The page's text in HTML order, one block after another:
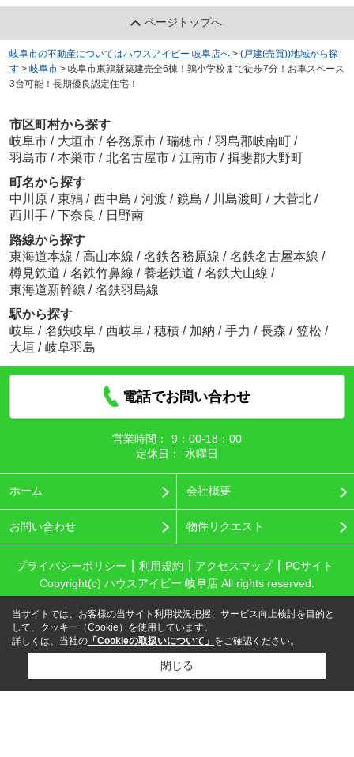
ページトップへ
岐阜市の不動産についてはハウスアイビー 岐阜店へ > (戸建(売買))地域から探
す > 岐阜市 > 岐阜市東鶉新築建売全6棟！鶉小学校まで徒歩7分！お車スペース
3台可能！長期優良認定住宅！
市区町村から探す
岐阜市 / 大垣市 / 各務原市 / 瑞穂市 / 羽島郡岐南町 /
羽島市 / 本巣市 / 北名古屋市 / 江南市 / 揖斐郡大野町
町名から探す
中川原 / 東鶉 / 西中島 / 河渡 / 鏡島 / 川島渡町 / 大菅北 /
西川手 / 下奈良 / 日野南
路線から探す
東海道本線 / 高山本線 / 名鉄各務原線 / 名鉄名古屋本線 /
樽見鉄道 / 名鉄竹鼻線 / 養老鉄道 / 名鉄犬山線 /
東海道新幹線 / 名鉄羽島線
駅から探す
岐阜 / 名鉄岐阜 / 西岐阜 / 穂積 / 加納 / 手力 / 長森 / 笠松 /
大垣 / 岐阜羽島
電話でお問い合わせ
営業時間：
9：00‐18：00
定休日：
水曜日
ホーム 会社概要
お問い合わせ 物件リクエスト
プライバシーポリシー 利用規約 アクセスマップ
PCサイト
Copyright(c) ハウスアイビー 岐阜店 All rights reserved.
当サイトでは、お客様の当サイト利用状況把握、サービス向上検討を目的と
して、クッキー（Cookie）を使用しています。
詳しくは、当社の 「Cookieの取扱いについて」 をご確認ください。
閉じる